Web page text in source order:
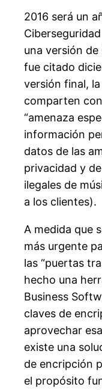
2016 será un
una versión
fue citado
versión final,
comparten
“amenaza
información
datos de las
privacidad y
ilegales de
a los clientes).
A medida que
más urgente
las “puertas
hecho una
Business
claves de
aprovechar
existe una
de encripción
el propósito